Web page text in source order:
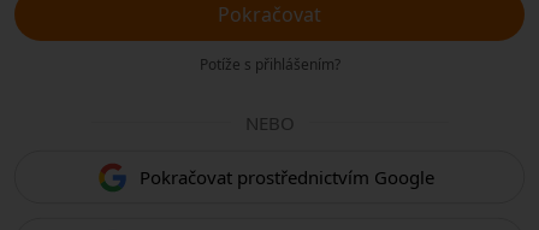
Pokračovat
Potíže s přihlášením?
NEBO
Pokračovat prostřednictvím Google